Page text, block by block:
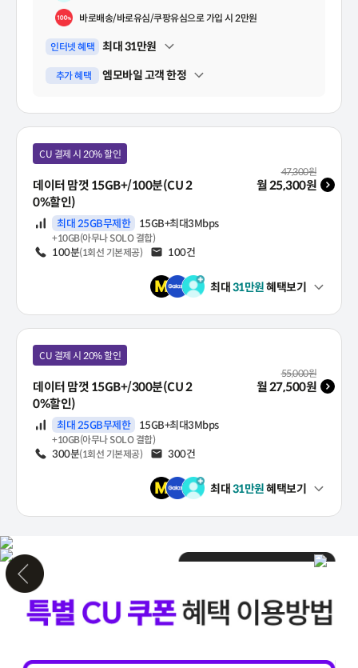
바로배송/바로유심/쿠팡유심으로 가입 시 2만원
인터넷 혜택 최대 31만원
펼쳐보기
추가 혜택 엠모바일 고객 한정
펼쳐보기
CU 결제 시 20% 할인
데이터 맘껏 15GB+/100분(CU 2
0%할인)
월 기본료(VAT 포함)
47,300원
월25,300원
데이터최대 25GB무제한 15GB+최대3Mbps
+10GB(아무나 SOLO 결합)
음성100분(1회선 기본제공) 문자100건
최대 31만원혜택보기
CU 결제 시 20% 할인
데이터 맘껏 15GB+/300분(CU 2
0%할인)
월 기본료(VAT 포함)
55,000원
월27,500원
데이터최대 25GB무제한 15GB+최대3Mbps
+10GB(아무나 SOLO 결합)
음성300분(1회선 기본제공) 문자300건
최대 31만원혜택보기
* 본 서비스는 포켓CU에 가입 및 로그인하여 이용 가능합니다. * KT
[서비스 이용 안내] [20% 할인 유의사항] [간편식 30% 할인권 안내]
#맘껏쓰씨유
20% 할인 혜택 이용방법
※제휴인증은 요금제 가입/변경 시 최초 1회만 진행 필요합니다
할인받기
※요금제 가입/변경 시 발송되는 제휴 인증 안내 문자를 통해 최초 1회
※휴대폰에 유심이 제대로 인식되지 않은 상태에서는 제휴 인증 안내
※문자 미수신 시 문자 수신이 가능한 상태인지 확인 바랍니다. (휴대
※포켓CU 제휴 미인증 고객을 대상으로 등록 코드 및 URL을 포함한
설정 방법 : 마이페이지 > 사용중 요금제 하단 > 리마인드 문자 수신